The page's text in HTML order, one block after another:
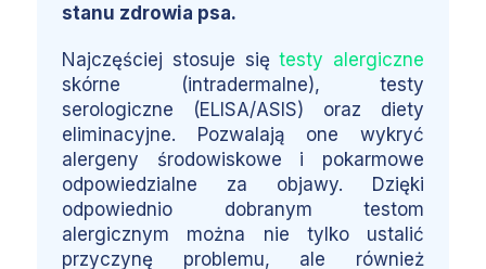
stanu zdrowia psa.
Najczęściej stosuje siętesty alergiczne
skórne (intradermalne), testy
serologiczne (ELISA/ASIS) oraz diety
eliminacyjne. Pozwalają one wykryć
alergeny środowiskowe i pokarmowe
odpowiedzialne za objawy. Dzięki
odpowiednio dobranym testom
alergicznym można nie tylko ustalić
przyczynę problemu, ale również